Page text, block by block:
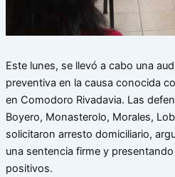
Este lunes, se llevó a cabo una
preventiva en la causa conocida
en Comodoro Rivadavia. Las
Boyero, Monasterolo, Morales,
solicitaron arresto domiciliario,
una sentencia firme y
positivos.